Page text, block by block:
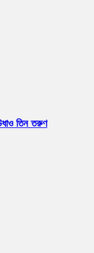
তিন তরুণ